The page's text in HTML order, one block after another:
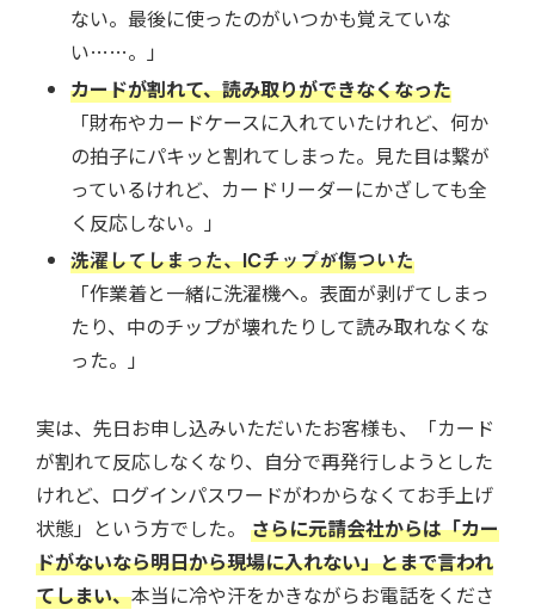
ない。最後に使ったのがいつかも覚えていな
い……。」
カードが割れて、読み取りができなくなった
「財布やカードケースに入れていたけれど、何か
の拍子にパキッと割れてしまった。見た目は繋が
っているけれど、カードリーダーにかざしても全
く反応しない。」
洗濯してしまった、ICチップが傷ついた
「作業着と一緒に洗濯機へ。表面が剥げてしまっ
たり、中のチップが壊れたりして読み取れなくな
った。」
実は、先日お申し込みいただいたお客様も、「カード
が割れて反応しなくなり、自分で再発行しようとした
けれど、ログインパスワードがわからなくてお手上げ
状態」という方でした。 さらに元請会社からは「カー
ドがないなら明日から現場に入れない」とまで言われ
てしまい、本当に冷や汗をかきながらお電話をくださ